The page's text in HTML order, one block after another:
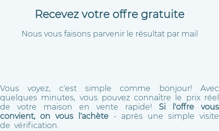
Recevez votre offre gratuite
Nous vous faisons parvenir le résultat par mail
Vous voyez, c'est simple comme bonjour! Avec
quelques minutes, vous pouvez connaître le prix réel
de votre maison en vente rapide! Si l'offre vous
convient, on vous l'achète - après une simple visite
de vérification.